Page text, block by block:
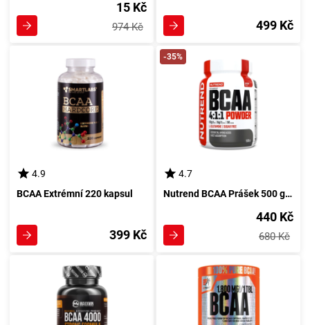
15 Kč
974 Kč 499 Kč
4.9
BCAA Extrémní 220 kapsul
399 Kč
-35%
4.7
Nutrend BCAA Prášek 500 g Smetana
440 Kč
680 Kč